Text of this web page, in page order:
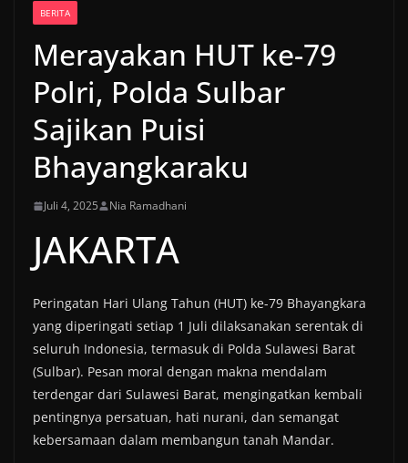
BERITA
Merayakan HUT ke-79
Polri, Polda Sulbar
Sajikan Puisi
Bhayangkaraku
Juli 4, 2025 Nia Ramadhani
JAKARTA
Peringatan Hari Ulang Tahun (HUT) ke-79 Bhayangkara
yang diperingati setiap 1 Juli dilaksanakan serentak di
seluruh Indonesia, termasuk di Polda Sulawesi Barat
(Sulbar). Pesan moral dengan makna mendalam
terdengar dari Sulawesi Barat, mengingatkan kembali
pentingnya persatuan, hati nurani, dan semangat
kebersamaan dalam membangun tanah Mandar.